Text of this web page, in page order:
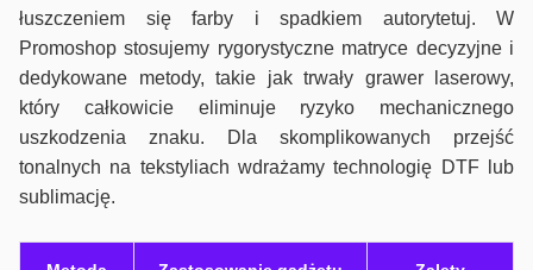
łuszczeniem się farby i spadkiem autorytetuj. W
Promoshop stosujemy rygorystyczne matryce decyzyjne i
dedykowane metody, takie jak trwały grawer laserowy,
który całkowicie eliminuje ryzyko mechanicznego
uszkodzenia znaku. Dla skomplikowanych przejść
tonalnych na tekstyliach wdrażamy technologię DTF lub
sublimację.